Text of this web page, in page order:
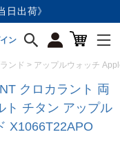
日出荷》
ン
ンド アップルウォッチ
クロカラント 両
ト チタン アップル
X1066T22APO